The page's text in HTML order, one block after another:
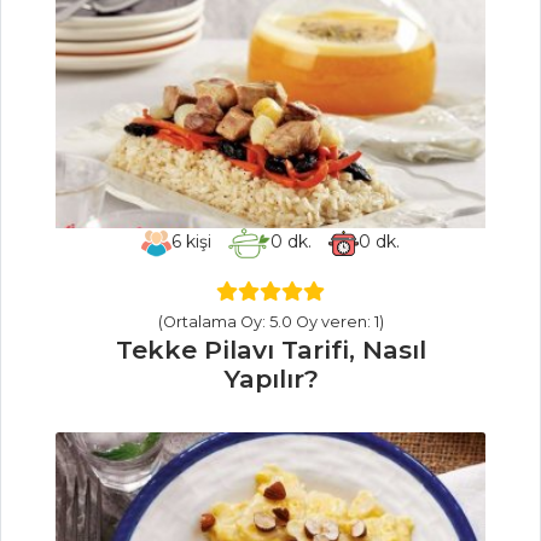
Soya Soslu Somo
Tarifi, Nasıl Yapılır?
n
Kılıç Balığı Şiş
Tarifi, Nasıl Yapılır?
Balık Yemekleri
Tüm Tarifleri
Naneli Limon
Reyhan Şerbeti
Tarifi, Nasıl Yapılır?
Pancarlı
6 kişi 0 dk. 0 dk.
(Ortalama Oy: 5.0 Oy veren: 1)
Tekke Pilavı Tarifi, Nasıl
Yapılır?